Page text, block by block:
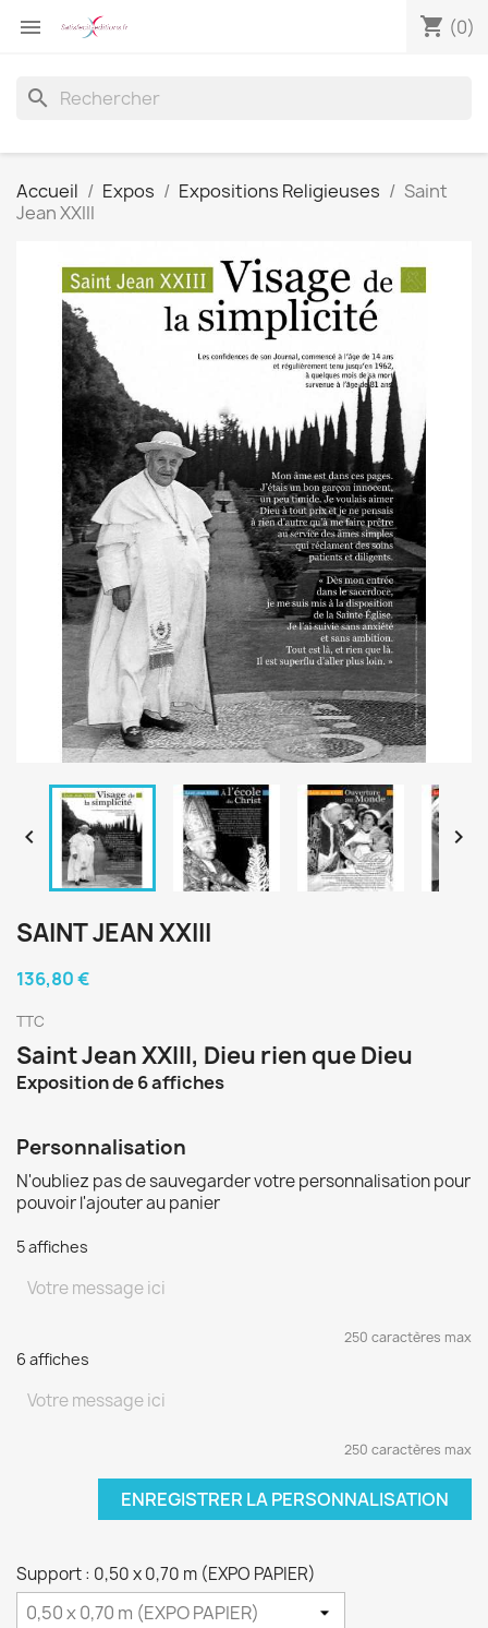
 shopping_cart (0)
search
Accueil Expos Expositions Religieuses
Saint
Jean XXIII
 
SAINT JEAN XXIII
136,80 €
TTC
Saint Jean XXIII, Dieu rien que Dieu
Exposition de 6 affiches
Personnalisation
N'oubliez pas de sauvegarder votre personnalisation pour
pouvoir l'ajouter au panier
5 affiches
250 caractères max
6 affiches
250 caractères max
ENREGISTRER LA PERSONNALISATION
Support : 0,50 x 0,70 m (EXPO PAPIER)